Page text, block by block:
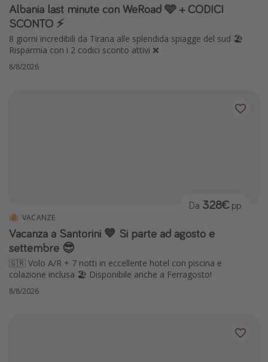
Albania last minute con WeRoad 🩵 + CODICI
SCONTO ⚡️
8 giorni incredibili da Tirana alle splendida spiagge del sud 🏖️
Risparmia con i 2 codici sconto attivi ❌
8/8/2026
VACANZE
Vacanza a Santorini 💙 Si parte ad agosto e
settembre 😎
🇬🇷 Volo A/R + 7 notti in eccellente hotel con piscina e
colazione inclusa 🏖️ Disponibile anche a Ferragosto!
Da 328€ pp
8/8/2026